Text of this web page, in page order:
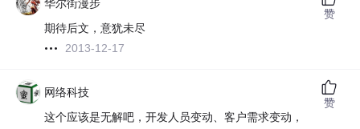
华尔街漫步
期待后文，意犹未尽
2013-12-17
赞
网络科技
这个应该是无解吧，开发人员变动、客户需求变动，
赞